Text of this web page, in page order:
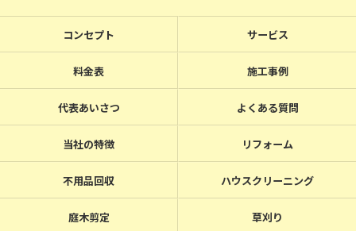
コンセプト サービス
料金表 施工事例
代表あいさつ よくある質問
当社の特徴 リフォーム
不用品回収 ハウスクリーニング
庭木剪定 草刈り